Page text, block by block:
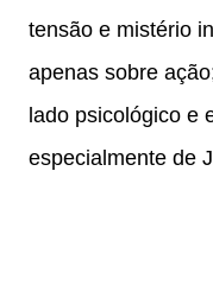
tensão e mistério
apenas sobre
lado psicológico e
especialmente de